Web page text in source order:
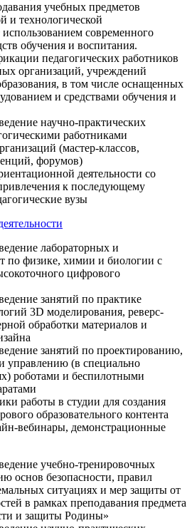
учебных предметов
и технологической
современного
обучения и воспитания.
педагогических работников
организаций, учреждений
в том числе оснащенных
и средствами обучения и
научно-практических
работниками
(мастер-классов,
форумов)
деятельности со
к последующему
вузы
лабораторных и
по физике, химии и биологии с
цифрового
занятий по практике
3D моделирования, реверс-
обработки материалов и
занятий по проектированию,
управлению (в специально
роботами и беспилотными
работы в студии для создания
образовательного контента
вебинары, демонстрационные
учебно-тренировочных
основ безопасности, правил
ситуациях и мер защиты от
в рамках преподавания предмета
и защиты Родины»